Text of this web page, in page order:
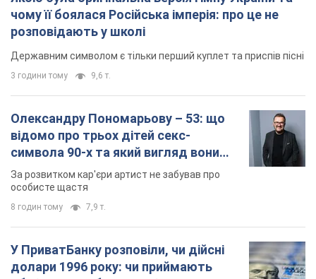
чому її боялася Російська імперія: про це не
розповідають у школі
Державним символом є тільки перший куплет та приспів пісні
3 години тому 9,6 т.
Олександру Пономарьову – 53: що
відомо про трьох дітей секс-
символа 90-х та який вигляд вони
мають
За розвитком кар'єри артист не забував про
особисте щастя
8 годин тому 7,9 т.
У ПриватБанку розповіли, чи дійсні
долари 1996 року: чи приймають